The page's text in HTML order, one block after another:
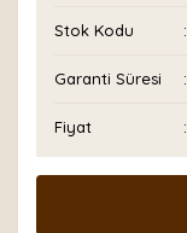
Stok Kodu
Garanti Süresi
Fiyat